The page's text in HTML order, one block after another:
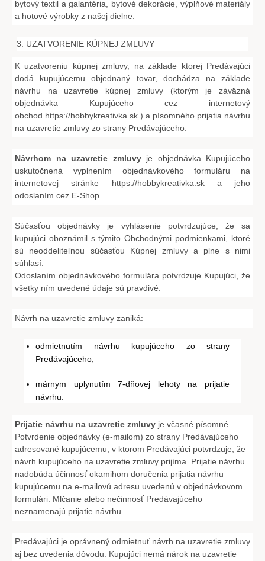
bytový textil a galantéria, bytové dekorácie, výplňové materiály
a hotové výrobky z našej dielne.
3. UZATVORENIE KÚPNEJ ZMLUVY
K uzatvoreniu kúpnej zmluvy, na základe ktorej Predávajúci
dodá kupujúcemu objednaný tovar, dochádza na základe
návrhu na uzavretie kúpnej zmluvy (ktorým je záväzná
objednávka Kupujúceho cez internetový
obchod https://hobbykreativka.sk ) a písomného prijatia návrhu
na uzavretie zmluvy zo strany Predávajúceho.
Návrhom na uzavretie zmluvyje objednávka Kupujúceho
uskutočnená vyplnením objednávkového formuláru na
internetovej stránke https://hobbykreativka.ska jeho
odoslaním cez E-Shop.
Súčasťou objednávky je vyhlásenie potvrdzujúce, že sa
kupujúci oboznámil s týmito Obchodnými podmienkami, ktoré
sú neoddeliteľnou súčasťou Kúpnej zmluvy a plne s nimi
súhlasí.
Odoslaním objednávkového formulára potvrdzuje Kupujúci, že
všetky ním uvedené údaje sú pravdivé.
Návrh na uzavretie zmluvy zaniká:
odmietnutím návrhu kupujúceho zo strany
Predávajúceho,
márnym uplynutím 7-dňovej lehoty na prijatie
návrhu.
Prijatie návrhu na uzavretie zmluvy je včasné písomné
Potvrdenie objednávky (e-mailom) zo strany Predávajúceho
adresované kupujúcemu, v ktorom Predávajúci potvrdzuje, že
návrh kupujúceho na uzavretie zmluvy prijíma. Prijatie návrhu
nadobúda účinnosť okamihom doručenia prijatia návrhu
kupujúcemu na e-mailovú adresu uvedenú v objednávkovom
formulári. Mlčanie alebo nečinnosť Predávajúceho
neznamenajú prijatie návrhu.
Predávajúci je oprávnený odmietnuť návrh na uzavretie zmluvy
aj bez uvedenia dôvodu. Kupujúci nemá nárok na uzavretie